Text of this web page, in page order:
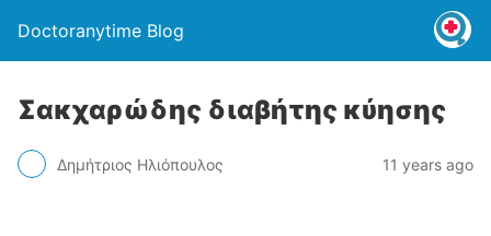
Doctoranytime Blog
Σακχαρώδης διαβήτης κύησης
Δημήτριος Ηλιόπουλος 11 years ago